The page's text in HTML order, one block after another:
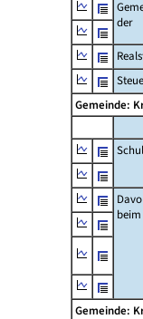
der
Gemeinde:
beim
Gemeinde: